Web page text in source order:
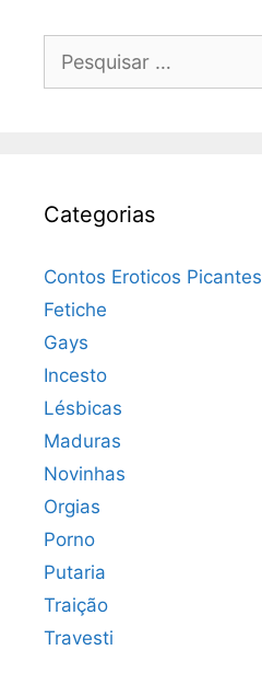
por:
Categorias
Contos Eroticos Picantes
Fetiche
Gays
Incesto
Lésbicas
Maduras
Novinhas
Orgias
Porno
Putaria
Traição
Travesti